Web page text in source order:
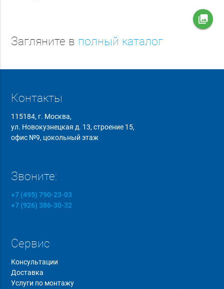
collections
Загляните в полный каталог
Контакты
115184, г. Москва,
ул. Новокузнецкая д. 13, строение 15,
офис №9, цокольный этаж
Звоните:
+7 (495) 790-23-03
+7 (926) 386-30-32
Сервис
Консультации
Доставка
Услуги по монтажу